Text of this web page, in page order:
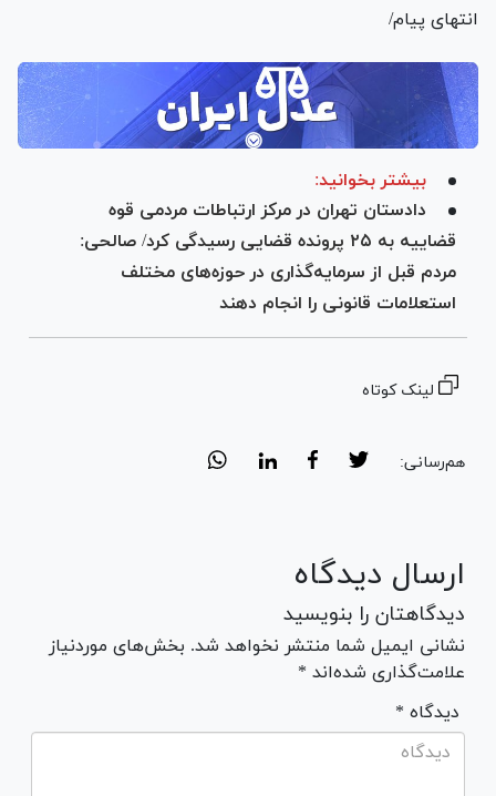
انتهای پیام/
بیشتر بخوانید:
دادستان تهران در مرکز ارتباطات مردمی قوه
قضاییه به ۲۵ پرونده قضایی رسیدگی کرد/ صالحی:
مردم قبل از سرمایه‌گذاری در حوزه‌های مختلف
استعلامات قانونی را انجام دهند
لینک کوتاه
هم‌رسانی:
ارسال دیدگاه
دیدگاهتان را بنویسید
نشانی ایمیل شما منتشر نخواهد شد. بخش‌های موردنیاز
علامت‌گذاری شده‌اند *
* دیدگاه